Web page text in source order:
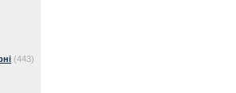
(443)